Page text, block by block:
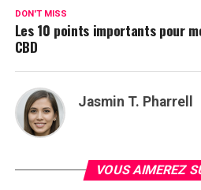
DON'T MISS
Les 10 points importants pour
CBD
Jasmin T. Pharrell
VOUS AIMEREZ